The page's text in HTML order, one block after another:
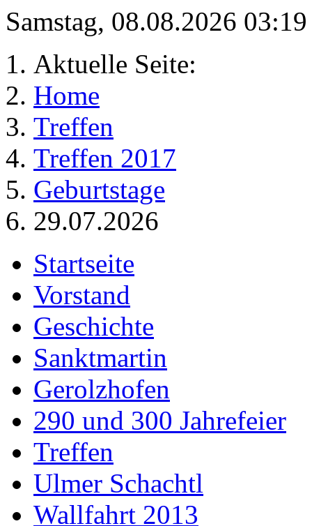
Samstag, 08.08.2026
Aktuelle Seite:
Home
Treffen
Treffen 2017
Geburtstage
29.07.2026
Startseite
Vorstand
Geschichte
Sanktmartin
Gerolzhofen
290 und 300 Jahrefeier
Treffen
Ulmer Schachtl
Wallfahrt 2013